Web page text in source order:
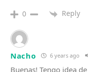
0 Reply
Nacho 6 years ago
Buenas! Tengo idea